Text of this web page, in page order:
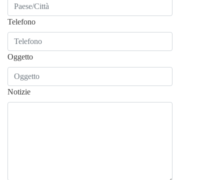
Telefono
Oggetto
Notizie